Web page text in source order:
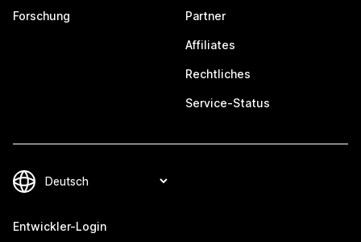
Forschung Partner
Affiliates
Rechtliches
Service-Status
Entwickler-Login